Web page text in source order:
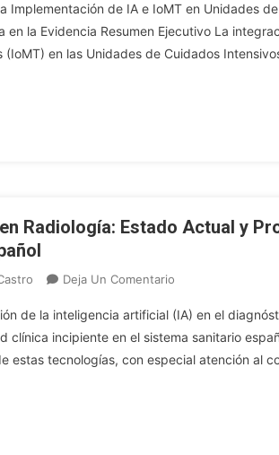
Fundamental
Para
La
De
Gobernanza
Para
Unidades
Intensivos:
Enfoque
Basado
En
Implementación de IA e IoMT en Unidades
en la Evidencia Resumen Ejecutivo La
(IoMT) en las Unidades de Cuidados
Radiología: Estado Actual y
Deja Un Comentario
Artificial
En
Radiología:
de la inteligencia artificial (IA) en el
clínica incipiente en el sistema sanitario
estas tecnologías, con especial atención al